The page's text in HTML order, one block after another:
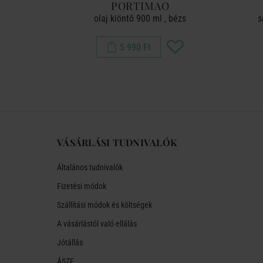
PORTIMAO
olaj kiöntő 900 ml , bézs
5 990 Ft
VÁSÁRLÁSI TUDNIVALÓK
Általános tudnivalók
Fizetési módok
Szállítási módok és költségek
A vásárlástól való ellálás
Jótállás